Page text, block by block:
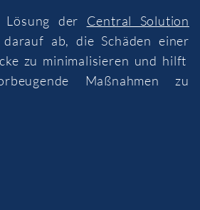
der Central Solution
ab, die Schäden einer
zu minimalisieren und hilft
Maßnahmen zu